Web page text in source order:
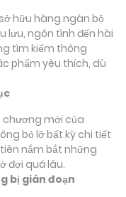
hữu hàng ngàn bộ
lưu, ngôn tình đến hài
tìm kiếm thông
phẩm yêu thích, dù
mới của
bỏ lỡ bất kỳ chi tiết
nắm bắt những
đợi quá lâu.
bị gián đoạn